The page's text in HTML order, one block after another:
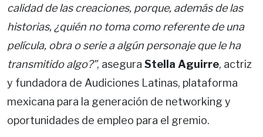
calidad de las creaciones, porque, además de las
historias, ¿quién no toma como referente de una
película, obra o serie a algún personaje que le ha
transmitido algo?”, asegura Stella Aguirre, actriz
y fundadora de Audiciones Latinas, plataforma
mexicana para la generación de networking y
oportunidades de empleo para el gremio.